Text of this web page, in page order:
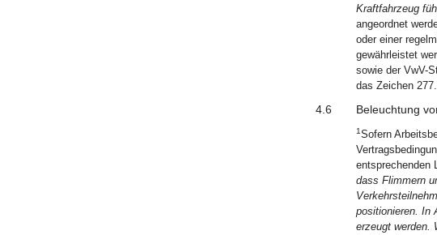
Kraftfahrzeug
angeordnet
oder einer
gewährleistet
sowie der VwV-
das Zeichen
4.6 Beleuchtung
1Sofern
entsprechenden
dass Flimmern
positionieren. In
erzeugt werden.